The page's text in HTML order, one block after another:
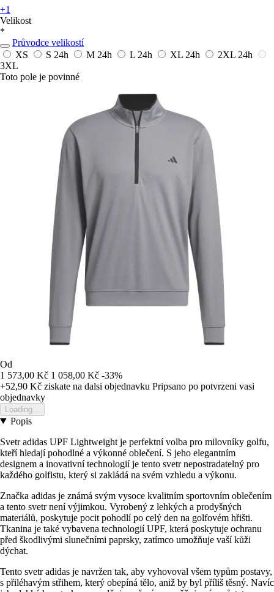
+1
Velikost
*
Průvodce velikostí
XS
S 24h M 24h L 24h XL 24h 2XL 24h
3XL
Toto pole je povinné
Od
1 573,00 Kč 1 058,00 Kč -33%
+52,90 Kč ziskate na dalsi objednavku Pripsano po potvrzeni vasi
objednavky
Loading...
Popis
Svetr adidas UPF Lightweight je perfektní volba pro milovníky golfu,
kteří hledají pohodlné a výkonné oblečení. S jeho elegantním
designem a inovativní technologií je tento svetr nepostradatelný pro
každého golfistu, který si zakládá na svém vzhledu a výkonu.
Značka adidas je známá svým vysoce kvalitním sportovním oblečením
a tento svetr není výjimkou. Vyrobený z lehkých a prodyšných
materiálů, poskytuje pocit pohodlí po celý den na golfovém hřišti.
Tkanina je také vybavena technologií UPF, která poskytuje ochranu
před škodlivými slunečními paprsky, zatímco umožňuje vaší kůži
dýchat.
Tento svetr adidas je navržen tak, aby vyhovoval všem typům postavy,
s přiléhavým střihem, který obepíná tělo, aniž by byl příliš těsný. Navíc